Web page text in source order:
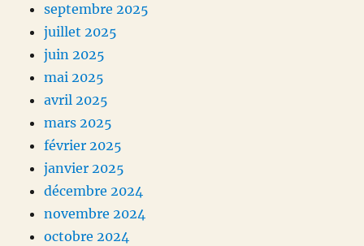
septembre 2025
juillet 2025
juin 2025
mai 2025
avril 2025
mars 2025
février 2025
janvier 2025
décembre 2024
novembre 2024
octobre 2024